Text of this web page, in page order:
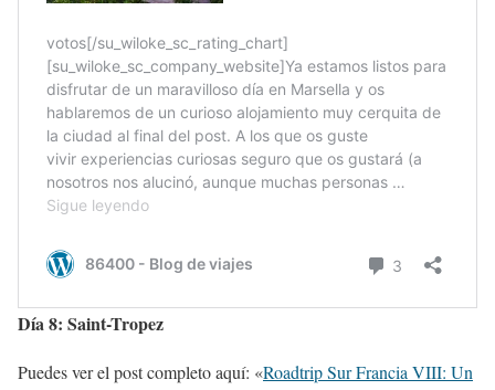
Día 8: Saint-Tropez
Puedes ver el post completo aquí: «Roadtrip Sur Francia VIII: Un